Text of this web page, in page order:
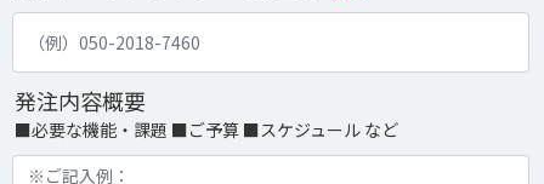
発注内容概要
■必要な機能・課題 ■ご予算 ■スケジュール など